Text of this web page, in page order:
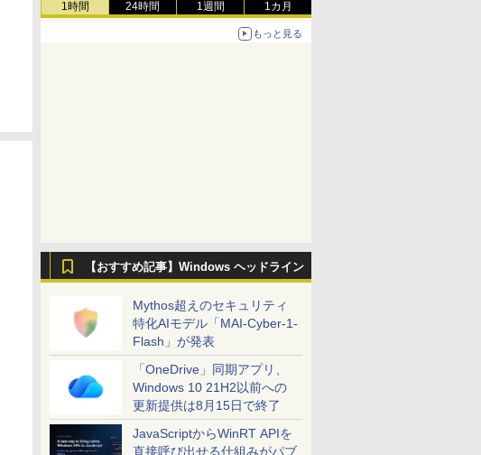
1時間 24時間 1週間 1カ月
もっと見る
【おすすめ記事】Windows ヘッドライン
Mythos超えのセキュリティ
特化AIモデル「MAI-Cyber-1-
Flash」が発表
「OneDrive」同期アプリ、
Windows 10 21H2以前への
更新提供は8月15日で終了
JavaScriptからWinRT APIを
直接呼び出せる仕組みがパブ